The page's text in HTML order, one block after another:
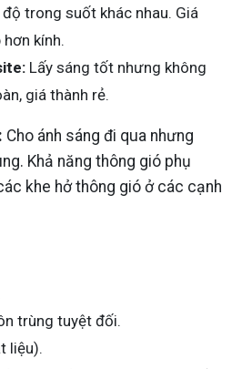
trong suốt khác nhau. Giá
kính.
Lấy sáng tốt nhưng không
giá thành rẻ.
Cho ánh sáng đi qua nhưng
Khả năng thông gió phụ
khe hở thông gió ở các cạnh
trùng tuyệt đối.
liệu).